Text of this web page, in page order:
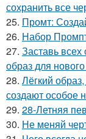
сохранить все
25. Промт:
26. Набор
27. Заставь
образ для
28. Лёгкий
создают особое
29. 28-Летняя
30. Не меняй